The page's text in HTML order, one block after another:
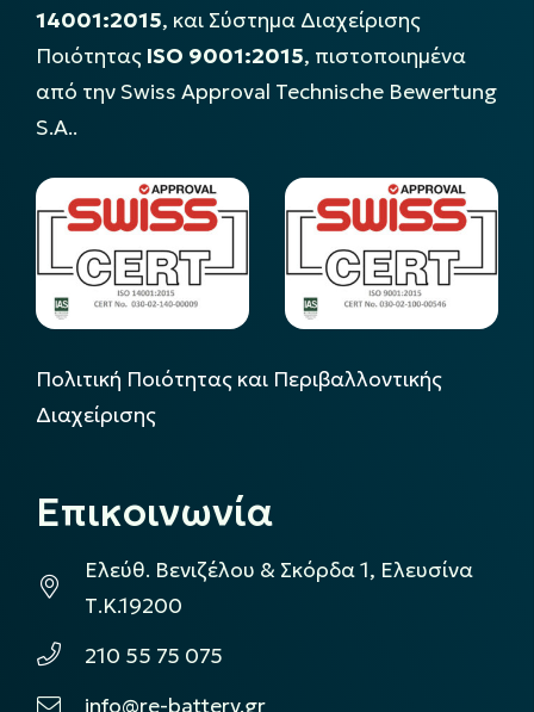
14001:2015, και Σύστημα Διαχείρισης
Ποιότητας ISO 9001:2015, πιστοποιημένα
από την Swiss Approval Technische Bewertung
S.A..
Πολιτική Ποιότητας και Περιβαλλοντικής
Διαχείρισης
Επικοινωνία
Ελεύθ. Βενιζέλου & Σκόρδα 1, Ελευσίνα
Τ.Κ.19200
210 55 75 075
info@re-battery.gr